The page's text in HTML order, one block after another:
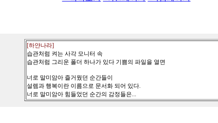
[하얀나라]
습관처럼 켜는 사각 모니터 속
습관처럼 그리운 폴더 하나가 있다 기쁨의 파일을 열면
너로 말미암아 즐거웠던 순간들이
설렘과 행복이란 이름으로 문서화 되어 있다.
너로 말미암아 힘들었던 순간의 감정들은...